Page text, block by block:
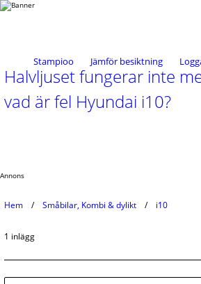
Stampioo Jämför besiktning
Halvljuset fungerar inte
vad är fel Hyundai i10?
Annons
Hem Småbilar, Kombi & dylikt i10
1 inlägg